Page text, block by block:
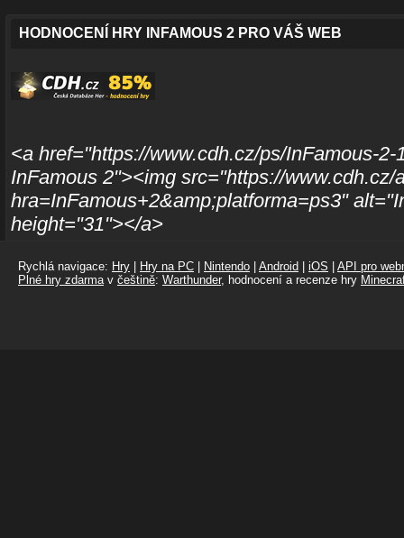
HODNOCENÍ HRY INFAMOUS 2 PRO VÁŠ WEB
<a href="https://www.cdh.cz/ps/InFamous-
InFamous 2"><img src="https://www.cdh.cz/
hra=InFamous+2&amp;platforma=ps3"
height="31"></a>
Rychlá navigace: Hry Hry na PC Nintendo Android iOS
API pro
Plné hry zdarmav češtině: Warthunder, hodnocení a recenze hry